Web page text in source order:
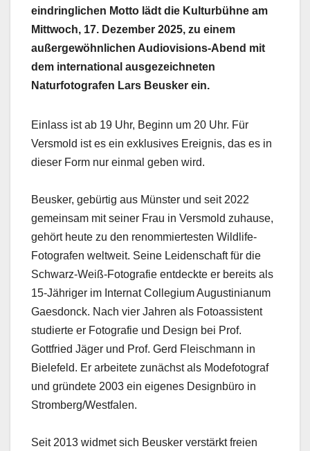
eindringlichen Motto lädt die Kulturbühne am
Mittwoch, 17. Dezember 2025, zu einem
außergewöhnlichen Audiovisions-Abend mit
dem international ausgezeichneten
Naturfotografen Lars Beusker ein.
Einlass ist ab 19 Uhr, Beginn um 20 Uhr. Für
Versmold ist es ein exklusives Ereignis, das es in
dieser Form nur einmal geben wird.
Beusker, gebürtig aus Münster und seit 2022
gemeinsam mit seiner Frau in Versmold zuhause,
gehört heute zu den renommiertesten Wildlife-
Fotografen weltweit. Seine Leidenschaft für die
Schwarz-Weiß-Fotografie entdeckte er bereits als
15-Jähriger im Internat Collegium Augustinianum
Gaesdonck. Nach vier Jahren als Fotoassistent
studierte er Fotografie und Design bei Prof.
Gottfried Jäger und Prof. Gerd Fleischmann in
Bielefeld. Er arbeitete zunächst als Modefotograf
und gründete 2003 ein eigenes Designbüro in
Stromberg/Westfalen.
Seit 2013 widmet sich Beusker verstärkt freien